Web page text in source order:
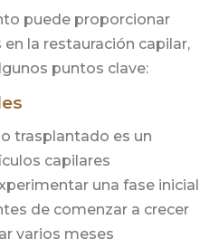
puede proporcionar
la restauración capilar,
puntos clave:
trasplantado es un
capilares
una fase inicial
de comenzar a crecer
varios meses